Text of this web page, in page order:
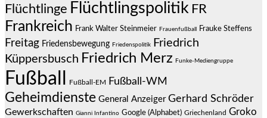
Flüchtlinge Flüchtlingspolitik FR
Frankreich Frank Walter Steinmeier Frauenfußball Frauke Steffens
Freitag Friedensbewegung Friedenspolitik
Friedrich
Küppersbusch Friedrich Merz Funke-Mediengruppe
Fußball Fußball-EM Fußball-WM
Geheimdienste General Anzeiger Gerhard Schröder
Gewerkschaften Gianni Infantino Google (Alphabet) Griechenland Groko